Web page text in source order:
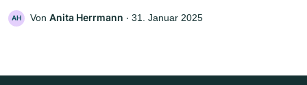
AH Von Anita Herrmann ‧ 31. Januar 2025